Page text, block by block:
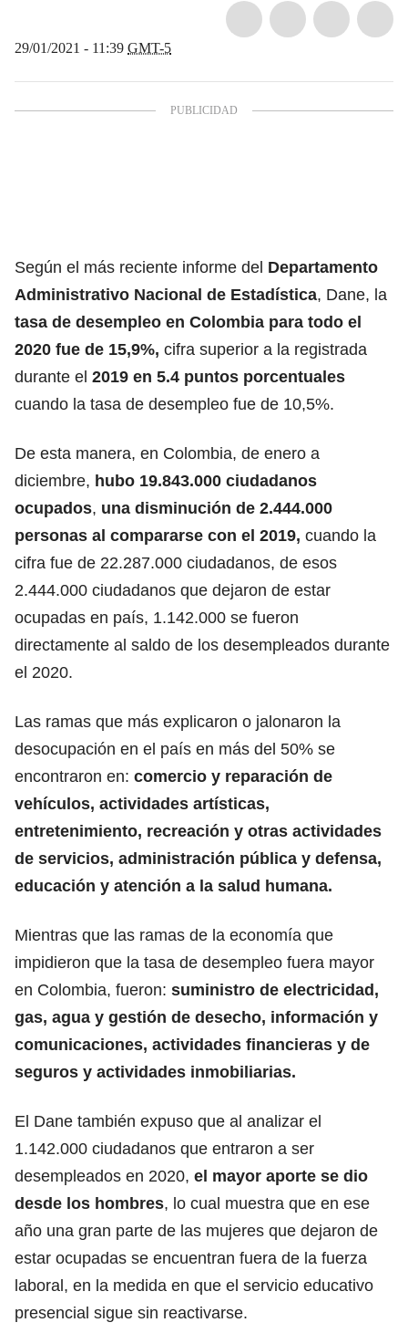
29/01/2021 - 11:39 GMT-5
Según el más reciente informe del Departamento
Administrativo Nacional de Estadística, Dane, la
tasa de desempleo en Colombia para todo el
2020 fue de 15,9%, cifra superior a la registrada
durante el 2019 en 5.4 puntos porcentuales
cuando la tasa de desempleo fue de 10,5%.
De esta manera, en Colombia, de enero a
diciembre, hubo 19.843.000 ciudadanos
ocupados, una disminución de 2.444.000
personas al compararse con el 2019, cuando la
cifra fue de 22.287.000 ciudadanos, de esos
2.444.000 ciudadanos que dejaron de estar
ocupadas en país, 1.142.000 se fueron
directamente al saldo de los desempleados durante
el 2020.
Las ramas que más explicaron o jalonaron la
desocupación en el país en más del 50% se
encontraron en: comercio y reparación de
vehículos, actividades artísticas,
entretenimiento, recreación y otras actividades
de servicios, administración pública y defensa,
educación y atención a la salud humana.
Mientras que las ramas de la economía que
impidieron que la tasa de desempleo fuera mayor
en Colombia, fueron: suministro de electricidad,
gas, agua y gestión de desecho, información y
comunicaciones, actividades financieras y de
seguros y actividades inmobiliarias.
El Dane también expuso que al analizar el
1.142.000 ciudadanos que entraron a ser
desempleados en 2020, el mayor aporte se dio
desde los hombres, lo cual muestra que en ese
año una gran parte de las mujeres que dejaron de
estar ocupadas se encuentran fuera de la fuerza
laboral, en la medida en que el servicio educativo
presencial sigue sin reactivarse.